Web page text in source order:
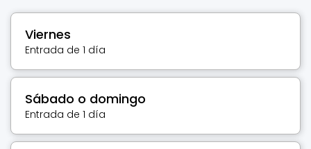
Viernes
Entrada de 1 día
Sábado o domingo
Entrada de 1 día